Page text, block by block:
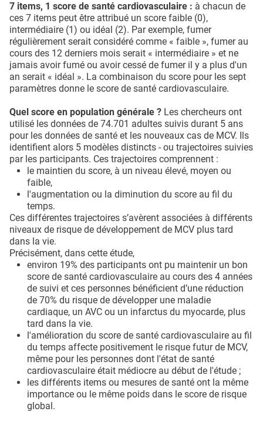
7 items, 1 score de santé cardiovasculaire : à chacun de
ces 7 items peut être attribué un score faible (0),
intermédiaire (1) ou idéal (2). Par exemple, fumer
régulièrement serait considéré comme « faible », fumer au
cours des 12 derniers mois serait « intermédiaire » et ne
jamais avoir fumé ou avoir cessé de fumer il y a plus d'un
an serait « idéal ». La combinaison du score pour les sept
paramètres donne le score de santé cardiovasculaire.
Quel score en population générale ? Les chercheurs ont
utilisé les données de 74.701 adultes suivis durant 5 ans
pour les données de santé et les nouveaux cas de MCV. Ils
identifient alors 5 modèles distincts - ou trajectoires suivies
par les participants. Ces trajectoires comprennent :
le maintien du score, à un niveau élevé, moyen ou
faible,
l'augmentation ou la diminution du score au fil du
temps.
Ces différentes trajectoires s’avèrent associées à différents
niveaux de risque de développement de MCV plus tard
dans la vie.
Précisément, dans cette étude,
environ 19% des participants ont pu maintenir un bon
score de santé cardiovasculaire au cours des 4 années
de suivi et ces personnes bénéficient d’une réduction
de 70% du risque de développer une maladie
cardiaque, un AVC ou un infarctus du myocarde, plus
tard dans la vie.
l'amélioration du score de santé cardiovasculaire au fil
du temps affecte positivement le risque futur de MCV,
même pour les personnes dont l'état de santé
cardiovasculaire était médiocre au début de l'étude ;
les différents items ou mesures de santé ont la même
importance ou le même poids dans le score de risque
global.